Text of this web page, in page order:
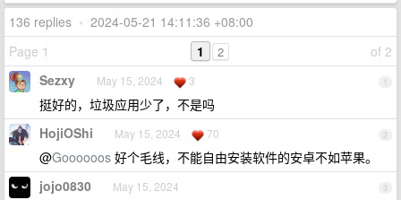
136 replies • 2024-05-21 14:11:36 +08:00
Page 1
of 2
1 2
1
Sezxy May 15, 2024 3
挺好的，垃圾应用少了，不是吗
2
HojiOShi May 15, 2024 70
@Goooooos 好个毛线，不能自由安装软件的安卓不如苹果。
3
jojo0830 May 15, 2024